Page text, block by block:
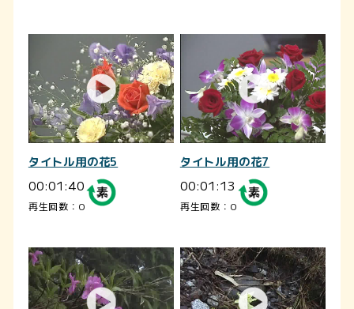
タイトル用の花5
00:01:40
再生回数：0
タイトル用の花7
00:01:13
再生回数：0